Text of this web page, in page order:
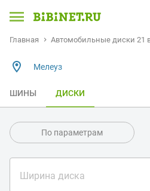
Главная Автомобильные диски 21
Мелеуз
ШИНЫ ДИСКИ
По параметрам
Ширина диска